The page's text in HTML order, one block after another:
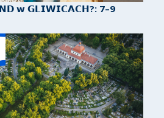
𝘄 𝗚𝗟𝗜𝗪𝗜𝗖𝗔𝗖𝗛?: 7–9